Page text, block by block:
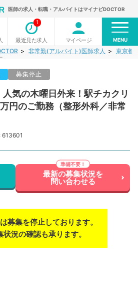
医師の求人・転職・アルバイトはマイナビDOCTOR
最近見た求人
1
マイページ MENU
非常勤(アルバイト)医師求人 東京都
募集停止
人気の木曜日外来！駅チカクリ
円のご勤務（整形外科／非常
613601
最新の募集状況を
問い合わせる
募集を停止しております。
況の確認も承ります。